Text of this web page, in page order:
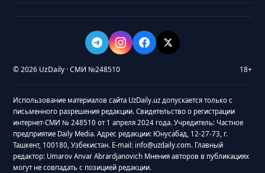
© 2026 UzDaily · СМИ №248510 18+
Использование материалов сайта UzDaily.uz допускается только с
письменного разрешения редакции. Свидетельство о регистрации
интернет-СМИ № 248510 от 1 апреля 2024 года. Учредитель: Частное
предприятие Daily Media. Адрес редакции: Юнусабад, 12-27-73, г.
Ташкент, 100180, Узбекистан. E-mail: info@uzdaily.com. Главный
редактор: Umarov Anvar Abrardjanovich Мнения авторов в публикациях
могут не совпадать с позицией редакции.